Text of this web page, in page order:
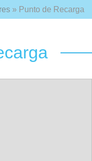
» Punto de Recarga